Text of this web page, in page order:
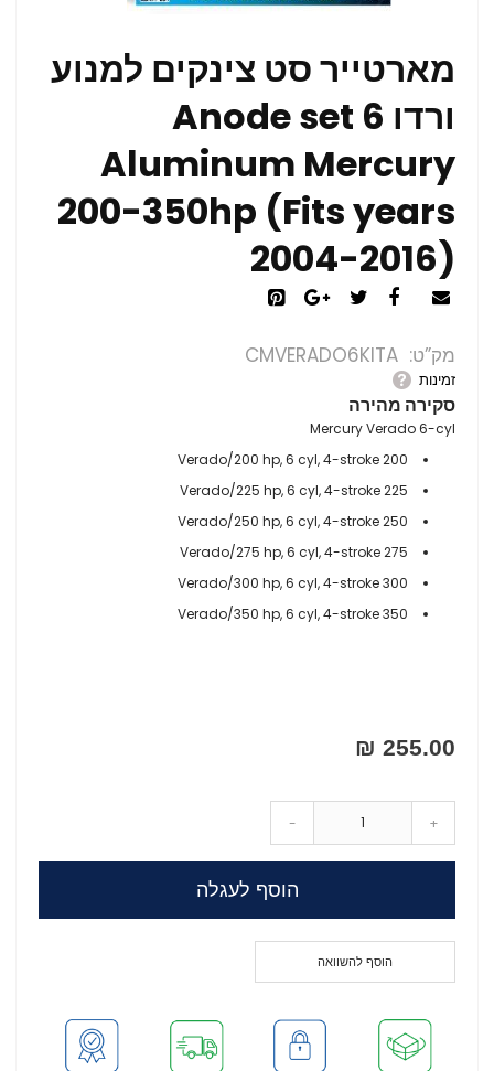
מארטייר סט צינקים למנוע
ורדו 6 Anode set
Aluminum Mercury
200-350hp (Fits years
2004-2016)
מק”ט CMVERADO6KITA
זמינות
סקירה מהירה
Mercury Verado 6-cyl
255.00 ₪
- +
הוסף לעגלה
הוסף להשוואה